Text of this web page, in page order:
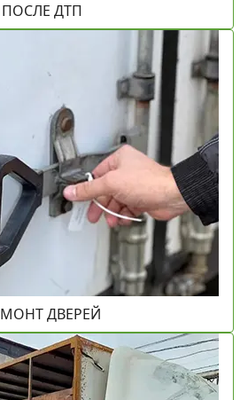
ПОСЛЕ ДТП
ДВЕРЕЙ